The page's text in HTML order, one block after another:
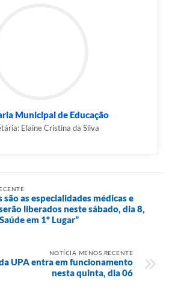
Municipal de Educação
Elaine Cristina da Silva
as especialidades médicas e
liberados neste sábado, dia 8,
em 1º Lugar”
NOTÍCIA MENOS RECENTE
UPA entra em funcionamento
nesta quinta, dia 06